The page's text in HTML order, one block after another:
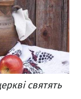
святять